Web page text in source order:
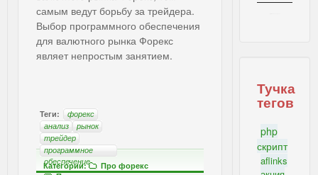
самым ведут борьбу за трейдера.
Выбор программного обеспечения
для валютного рынка Форекс
являет непростым занятием.
Теги:
форекс
анализ
рынок
трейдер
программное
обеспечение
Категории:
Про форекс
Тучка
тегов
php
скрипт
aflinks